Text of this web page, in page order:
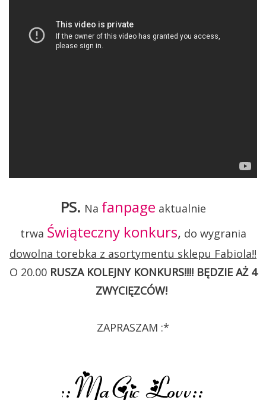
PS. Na fanpage aktualnie
trwa Świąteczny konkurs, do wygrania
dowolna torebka z asortymentu sklepu Fabiola!!
O 20.00 RUSZA KOLEJNY KONKURS!!!! BĘDZIE AŻ 4
ZWYCIĘZCÓW!
ZAPRASZAM :*